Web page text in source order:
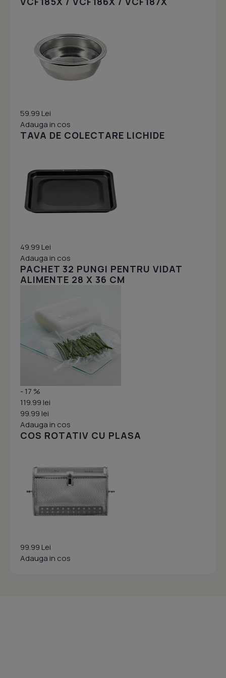
59.99 Lei
Adauga in cos
TAVA DE COLECTARE LICHIDE
49.99 Lei
Adauga in cos
PACHET 32 PUNGI PENTRU VIDAT
ALIMENTE 28 X 36 CM
- 17 %
119.99 lei
99.99 lei
Adauga in cos
COS ROTATIV CU PLASA
99.99 Lei
Adauga in cos